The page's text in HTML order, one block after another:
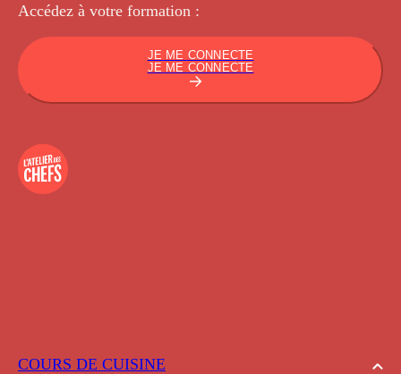
COURS DE CUISINE
Accédez à votre formation :
JE ME CONNECTE
JE ME CONNECTE